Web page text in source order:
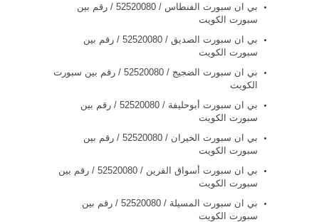
بي ان سبورت الفنطاس / 52520080 / رقم بين
سبورت الكويت
بي ان سبورت الصديق / 52520080 / رقم بين
سبورت الكويت
بي ان سبورت الضجيج / 52520080 / رقم بين سبورت
الكويت
بي ان سبورت أبوحليفة / 52520080 / رقم بين
سبورت الكويت
بي ان سبورت الخيران / 52520080 / رقم بين
سبورت الكويت
بي ان سبورت أسواق القرين / 52520080 / رقم بين
سبورت الكويت
بي ان سبورت المسيلة / 52520080 / رقم بين
سبورت الكويت